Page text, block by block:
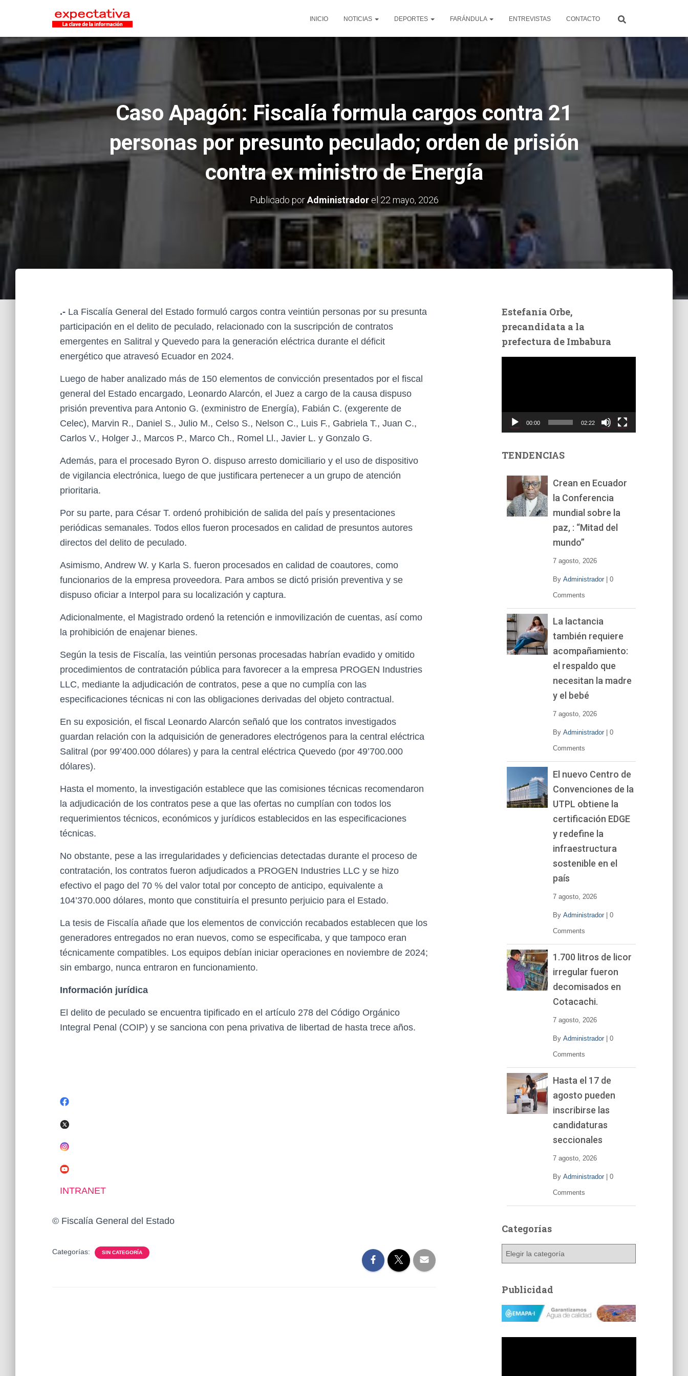
INICIO NOTICIAS DEPORTES FARÁNDULA ENTREVISTAS CONTACTO
Caso Apagón: Fiscalía formula cargos contra 21
personas por presunto peculado; orden de prisión
contra ex ministro de Energía
Publicado porAdministradorel 22 mayo, 2026
.- La Fiscalía General del Estado formuló cargos contra veintiún personas por su presunta
participación en el delito de peculado, relacionado con la suscripción de contratos
emergentes en Salitral y Quevedo para la generación eléctrica durante el déficit
energético que atravesó Ecuador en 2024.
Luego de haber analizado más de 150 elementos de convicción presentados por el fiscal
general del Estado encargado, Leonardo Alarcón, el Juez a cargo de la causa dispuso
prisión preventiva para Antonio G. (exministro de Energía), Fabián C. (exgerente de
Celec), Marvin R., Daniel S., Julio M., Celso S., Nelson C., Luis F., Gabriela T., Juan C.,
Carlos V., Holger J., Marcos P., Marco Ch., Romel Ll., Javier L. y Gonzalo G.
Además, para el procesado Byron O. dispuso arresto domiciliario y el uso de dispositivo
de vigilancia electrónica, luego de que justificara pertenecer a un grupo de atención
prioritaria.
Por su parte, para César T. ordenó prohibición de salida del país y presentaciones
periódicas semanales. Todos ellos fueron procesados en calidad de presuntos autores
directos del delito de peculado.
Asimismo, Andrew W. y Karla S. fueron procesados en calidad de coautores, como
funcionarios de la empresa proveedora. Para ambos se dictó prisión preventiva y se
dispuso oficiar a Interpol para su localización y captura.
Adicionalmente, el Magistrado ordenó la retención e inmovilización de cuentas, así como
la prohibición de enajenar bienes.
Según la tesis de Fiscalía, las veintiún personas procesadas habrían evadido y omitido
procedimientos de contratación pública para favorecer a la empresa PROGEN Industries
LLC, mediante la adjudicación de contratos, pese a que no cumplía con las
especificaciones técnicas ni con las obligaciones derivadas del objeto contractual.
En su exposición, el fiscal Leonardo Alarcón señaló que los contratos investigados
guardan relación con la adquisición de generadores electrógenos para la central eléctrica
Salitral (por 99’400.000 dólares) y para la central eléctrica Quevedo (por 49’700.000
dólares).
Hasta el momento, la investigación establece que las comisiones técnicas recomendaron
la adjudicación de los contratos pese a que las ofertas no cumplían con todos los
requerimientos técnicos, económicos y jurídicos establecidos en las especificaciones
técnicas.
No obstante, pese a las irregularidades y deficiencias detectadas durante el proceso de
contratación, los contratos fueron adjudicados a PROGEN Industries LLC y se hizo
efectivo el pago del 70 % del valor total por concepto de anticipo, equivalente a
104’370.000 dólares, monto que constituiría el presunto perjuicio para el Estado.
La tesis de Fiscalía añade que los elementos de convicción recabados establecen que los
generadores entregados no eran nuevos, como se especificaba, y que tampoco eran
técnicamente compatibles. Los equipos debían iniciar operaciones en noviembre de 2024;
sin embargo, nunca entraron en funcionamiento.
Información jurídica
El delito de peculado se encuentra tipificado en el artículo 278 del Código Orgánico
Integral Penal (COIP) y se sanciona con pena privativa de libertad de hasta trece años.
INTRANET
© Fiscalía General del Estado
Categorías: SIN CATEGORÍA
Estefanía Orbe,
precandidata a la
prefectura de Imbabura
t
00:00 02:22
TENDENCIAS
Crean en Ecuador
la Conferencia
mundial sobre la
paz, : “Mitad del
mundo”
7 agosto, 2026
By Administrador| 0
Comments
La lactancia
también requiere
acompañamiento:
el respaldo que
necesitan la madre
y el bebé
7 agosto, 2026
By Administrador| 0
Comments
El nuevo Centro de
Convenciones de la
UTPL obtiene la
certificación EDGE
y redefine la
infraestructura
sostenible en el
país
7 agosto, 2026
By Administrador| 0
Comments
1.700 litros de licor
irregular fueron
decomisados en
Cotacachi.
7 agosto, 2026
By Administrador| 0
Comments
Hasta el 17 de
agosto pueden
inscribirse las
candidaturas
seccionales
7 agosto, 2026
By Administrador| 0
Comments
Categorías
g
o
a
Publicidad